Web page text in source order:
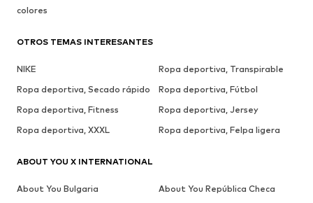
colores
OTROS TEMAS INTERESANTES
NIKE
Ropa deportiva, Transpirable
Ropa deportiva, Secado rápido
Ropa deportiva, Fútbol
Ropa deportiva, Fitness
Ropa deportiva, Jersey
Ropa deportiva, XXXL
Ropa deportiva, Felpa ligera
ABOUT YOU X INTERNATIONAL
About You Bulgaria
About You República Checa